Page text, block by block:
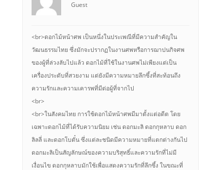
Guest
<br>ดอกไม้หน้าศพ เป็นหนึ่งในประเพณีที่มีความสำคัญใน
วัฒนธรรมไทย ซึ่งมักจะปรากฏในงานศพหรือการฌาปนกิจศพ
ของผู้ที่ล่วงลับไปแล้ว ดอกไม้ที่ใช้ในงานศพไม่เพียงแต่เป็น
เครื่องประดับที่สวยงาม แต่ยังมีความหมายลึกซึ้งที่สะท้อนถึง
ความรักและความเคารพที่มีต่อผู้ที่จากไป
<br>
<br>ในสังคมไทย การใช้ดอกไม้หน้าศพมีมาตั้งแต่อดีต โดย
เฉพาะดอกไม้ที่ได้รับความนิยม เช่น ดอกมะลิ ดอกกุหลาบ ดอก
ลิลลี่ และดอกโบตั๋น ซึ่งแต่ละชนิดมีความหมายที่แตกต่างกันไป
ดอกมะลิเป็นสัญลักษณ์ของความบริสุทธิ์และความรักที่ไม่มี
เงื่อนไข ดอกกุหลาบมักใช้เพื่อแสดงความรักที่ลึกซึ้ง ในขณะที่